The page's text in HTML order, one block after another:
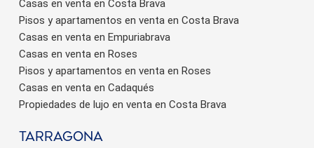
Casas en venta en Costa Brava
Pisos y apartamentos en venta en Costa Brava
Casas en venta en Empuriabrava
Casas en venta en Roses
Pisos y apartamentos en venta en Roses
Casas en venta en Cadaqués
Propiedades de lujo en venta en Costa Brava
Tarragona